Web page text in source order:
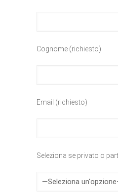
Cognome (richiesto)
Email (richiesto)
Seleziona se privato o